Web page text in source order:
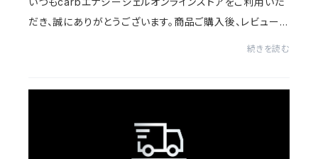
だき、誠にありがとうございます。商品ご購入後、レビューを
続きを読む